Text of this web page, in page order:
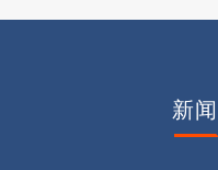
新闻